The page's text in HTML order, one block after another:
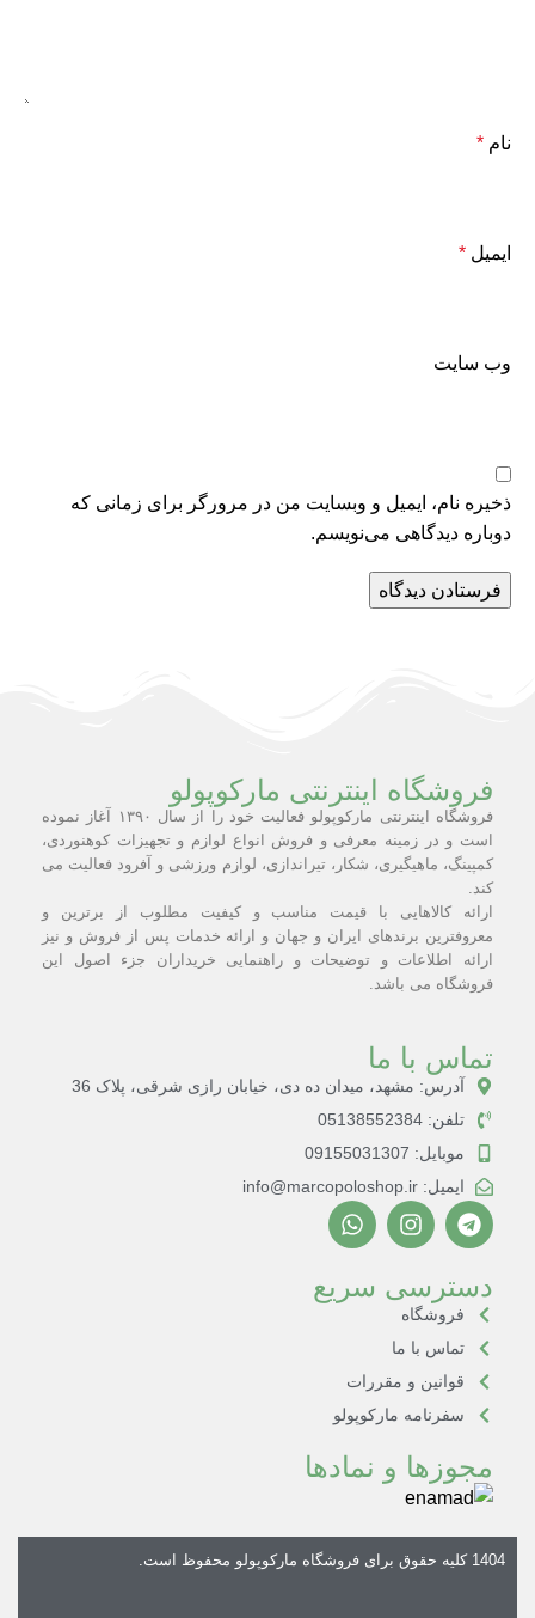
نام *
ایمیل *
وب‌ سایت
ذخیره نام، ایمیل و وبسایت من در مرورگر برای زمانی که
دوباره دیدگاهی می‌نویسم.
فروشگاه اینترنتی مارکوپولو
فروشگاه اینترنتی مارکوپولو فعالیت خود را از سال ۱۳۹۰ آغاز نموده
است و در زمینه معرفی و فروش انواع لوازم و تجهیزات کوهنوردی،
کمپینگ، ماهیگیری، شکار، تیراندازی، لوازم ورزشی و آفرود فعالیت می
کند.
ارائه کالاهایی با قیمت مناسب و کیفیت مطلوب از برترین و
معروفترین برندهای ایران و جهان و ارائه خدمات پس از فروش و نیز
ارائه اطلاعات و توضیحات و راهنمایی خریداران جزء اصول این
فروشگاه می باشد.
تماس با ما
آدرس: مشهد، میدان ده دی، خیابان رازی شرقی، پلاک 36
تلفن: 05138552384
موبایل: 09155031307
ایمیل: info@marcopoloshop.ir
دسترسی سریع
فروشگاه
تماس با ما
قوانین و مقررات
سفرنامه مارکوپولو
مجوزها و نمادها
1404 کلیه حقوق برای فروشگاه مارکوپولو محفوظ است.